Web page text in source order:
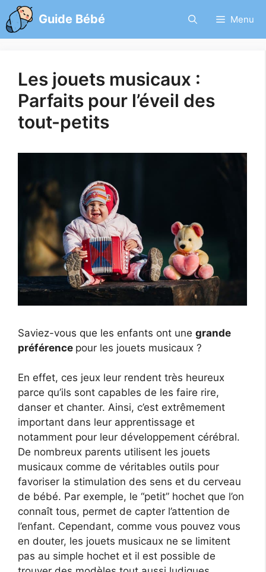
Aller
au
contenu
Guide Bébé Menu
Les jouets musicaux :
Parfaits pour l’éveil des
tout-petits
Saviez-vous que les enfants ont une grande
préférence pour les jouets musicaux ?
En effet, ces jeux leur rendent très heureux
parce qu’ils sont capables de les faire rire,
danser et chanter. Ainsi, c’est extrêmement
important dans leur apprentissage et
notamment pour leur développement cérébral.
De nombreux parents utilisent les jouets
musicaux comme de véritables outils pour
favoriser la stimulation des sens et du cerveau
de bébé. Par exemple, le “petit” hochet que l’on
connaît tous, permet de capter l’attention de
l’enfant. Cependant, comme vous pouvez vous
en douter, les jouets musicaux ne se limitent
pas au simple hochet et il est possible de